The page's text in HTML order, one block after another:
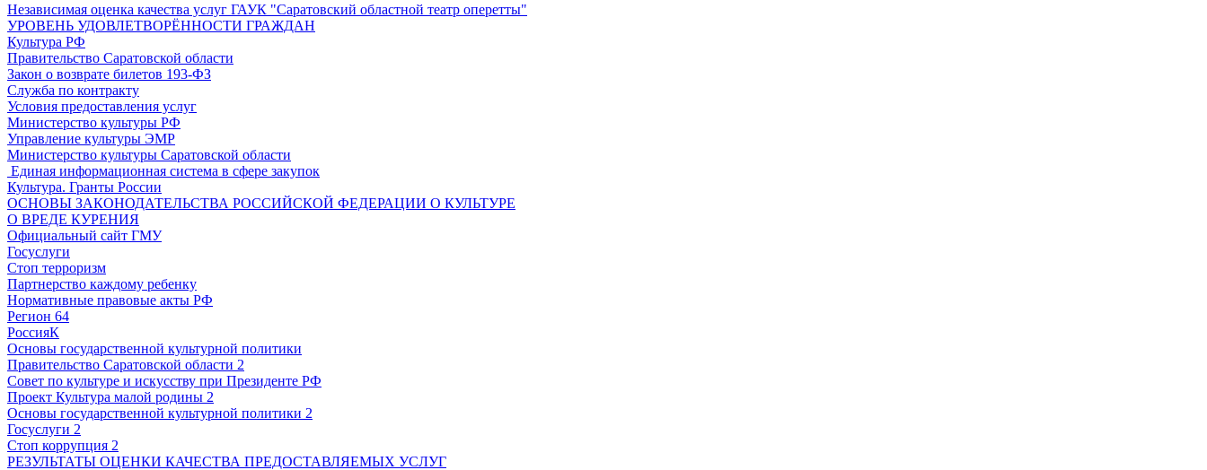
Независимая оценка качества услуг ГАУК "Саратовский областной театр оперетты"
УРОВЕНЬ УДОВЛЕТВОРЁННОСТИ ГРАЖДАН
Культура РФ
Правительство Саратовской области
Закон о возврате билетов 193-ФЗ
Служба по контракту
Условия предоставления услуг
Министерство культуры РФ
Управление культуры ЭМР
Министерство культуры Саратовской области
Единая информационная система в сфере закупок
Культура. Гранты России
ОСНОВЫ ЗАКОНОДАТЕЛЬСТВА РОССИЙСКОЙ ФЕДЕРАЦИИ О КУЛЬТУРЕ
О ВРЕДЕ КУРЕНИЯ
Официальный сайт ГМУ
Госуслуги
Стоп терроризм
Партнерство каждому ребенку
Нормативные правовые акты РФ
Регион 64
РоссияК
Основы государственной культурной политики
Правительство Саратовской области 2
Совет по культуре и искусству при Президенте РФ
Проект Культура малой родины 2
Основы государственной культурной политики 2
Госуслуги 2
Стоп коррупция 2
РЕЗУЛЬТАТЫ ОЦЕНКИ КАЧЕСТВА ПРЕДОСТАВЛЯЕМЫХ УСЛУГ